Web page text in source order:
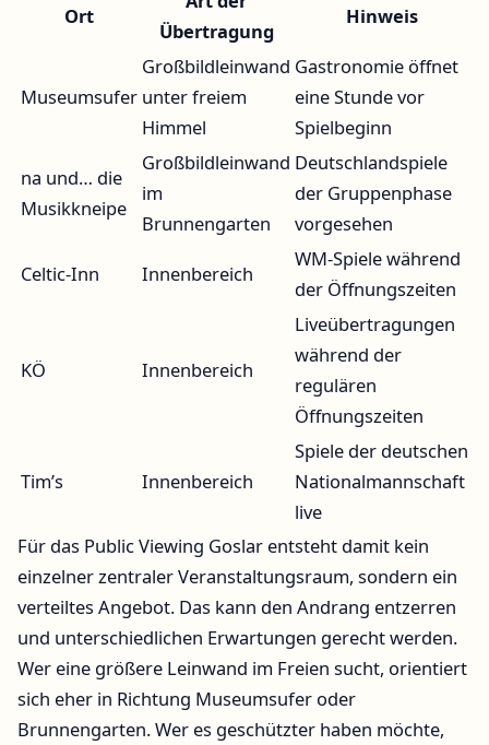
Ort
Übertragung
Hinweis
Museumsufer
Großbildleinwand
unter freiem
Himmel
Gastronomie öffnet
eine Stunde vor
Spielbeginn
na und… die
Musikkneipe
Großbildleinwand
im
Brunnengarten
Deutschlandspiele
der Gruppenphase
vorgesehen
Celtic-Inn
Innenbereich
WM-Spiele während
der Öffnungszeiten
KÖ Innenbereich
Liveübertragungen
während der
regulären
Öffnungszeiten
Tim’s Innenbereich
Spiele der deutschen
Nationalmannschaft
live
Für das Public Viewing Goslar entsteht damit kein
einzelner zentraler Veranstaltungsraum, sondern ein
verteiltes Angebot. Das kann den Andrang entzerren
und unterschiedlichen Erwartungen gerecht werden.
Wer eine größere Leinwand im Freien sucht, orientiert
sich eher in Richtung Museumsufer oder
Brunnengarten. Wer es geschützter haben möchte,